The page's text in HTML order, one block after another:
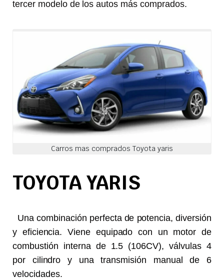
tercer modelo de los autos más comprados.
Carros mas comprados Toyota yaris
TOYOTA YARIS
Una combinación perfecta de potencia, diversión
y eficiencia. Viene equipado con un motor de
combustión interna de 1.5 (106CV), válvulas 4
por cilindro y una transmisión manual de 6
velocidades.